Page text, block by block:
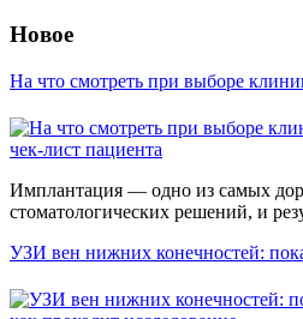
Новое
На что смотреть при выборе
Имплантация — одно из самых
стоматологических решений, и
УЗИ вен нижних конечностей: